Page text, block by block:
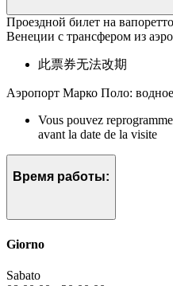
Проездной билет на
Венеции с трансфером из
此票券无法改期
Аэропорт Марко Поло:
Vous pouvez
avant la date de la visite
Время работы:
Giorno
Sabato